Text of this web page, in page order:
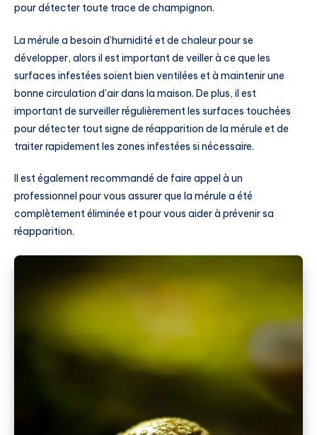
pour détecter toute trace de champignon.
La mérule a besoin d’humidité et de chaleur pour se
développer, alors il est important de veiller à ce que les
surfaces infestées soient bien ventilées et à maintenir une
bonne circulation d’air dans la maison. De plus, il est
important de surveiller régulièrement les surfaces touchées
pour détecter tout signe de réapparition de la mérule et de
traiter rapidement les zones infestées si nécessaire.
Il est également recommandé de faire appel à un
professionnel pour vous assurer que la mérule a été
complètement éliminée et pour vous aider à prévenir sa
réapparition.